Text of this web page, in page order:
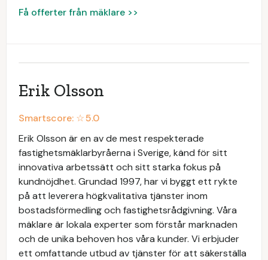
Få offerter från mäklare >>
Erik Olsson
Smartscore: ☆5.0
Erik Olsson är en av de mest respekterade
fastighetsmäklarbyråerna i Sverige, känd för sitt
innovativa arbetssätt och sitt starka fokus på
kundnöjdhet. Grundad 1997, har vi byggt ett rykte
på att leverera högkvalitativa tjänster inom
bostadsförmedling och fastighetsrådgivning. Våra
mäklare är lokala experter som förstår marknaden
och de unika behoven hos våra kunder. Vi erbjuder
ett omfattande utbud av tjänster för att säkerställa